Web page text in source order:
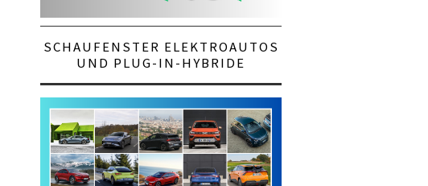
SCHAUFENSTER ELEKTROAUTOS
UND PLUG-IN-HYBRIDE